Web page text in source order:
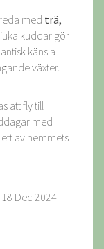
med trä,
kuddar gör
känsla
växter.
att fly till
med
av hemmets
18 Dec 2024